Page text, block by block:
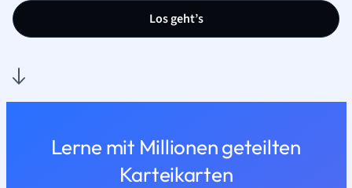
Los geht’s
Lerne mit Millionen geteilten
Karteikarten